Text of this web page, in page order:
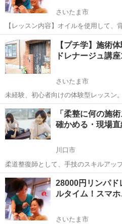
さいたま市
【レッスン内容】オイルを使用して、
ートメント致します。リンパ節に向か
ックです。非常にソフトなので、とて
います。セットでハンドトリートメン
埼玉 さいたま市 マッサージ
【プチ学】施術
ドレナージュ講
さいたま市
未経験、初心者向けの体験型レッスン
ん） 実際に30分の足オイルトリート
アロマオイルトリートメントってどん
に合っているかわからない・・・...
埼玉 さいたま市 マッサージ
「柔整に何の施
確かめる・現場
川口市
柔道整復師として、手技のスキルアッ
技を身につければいいの？ 期待と同時に湧いてくる不安を解消するた
めに、 一日丸々使って、体験します。 ■体験の一日の流れ
■■■■■■■■■■■■■■■■■ ...
埼玉 川口市 マッサージ
28000円リンパド
ルタイム！スマ
さいたま市